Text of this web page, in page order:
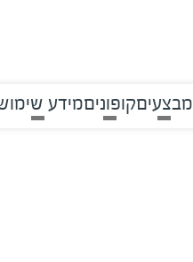
מבצעיםקופוניםמידע